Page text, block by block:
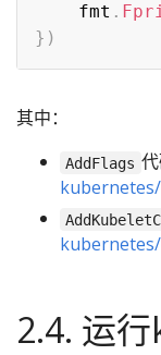
	fmt
.
} )
其中：
AddFlags 代
2.4. 运